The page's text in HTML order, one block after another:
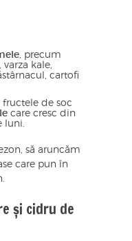
, precum
kale,
cartofi
fructele de soc
care cresc din
luni.
să aruncăm
care pun în
și cidru de